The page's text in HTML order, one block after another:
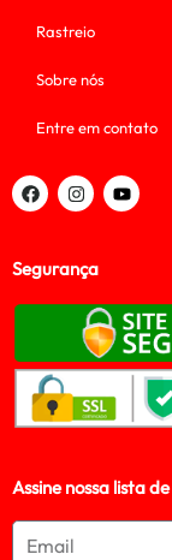
Rastreio
Sobre nós
Entre em contato
Segurança
Assine nossa lista